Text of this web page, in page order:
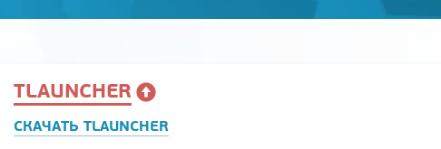
TLAUNCHER
СКАЧАТЬ TLAUNCHER